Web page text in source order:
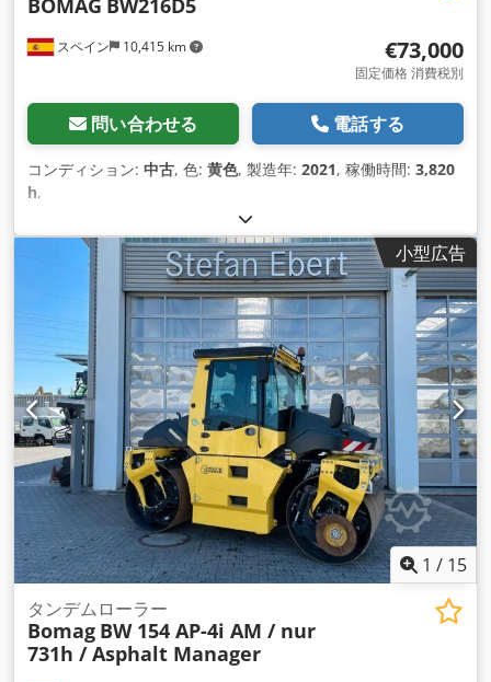
スペイン 10,415 km €73,000
固定価格 消費税別
問い合わせる 電話する
コンディション: 中古, 色: 黄色, 製造年: 2021, 稼働時間: 3,820
h,
小型広告
1 / 15
タンデムローラー
Bomag BW 154 AP-4i AM / nur
731h / Asphalt Manager